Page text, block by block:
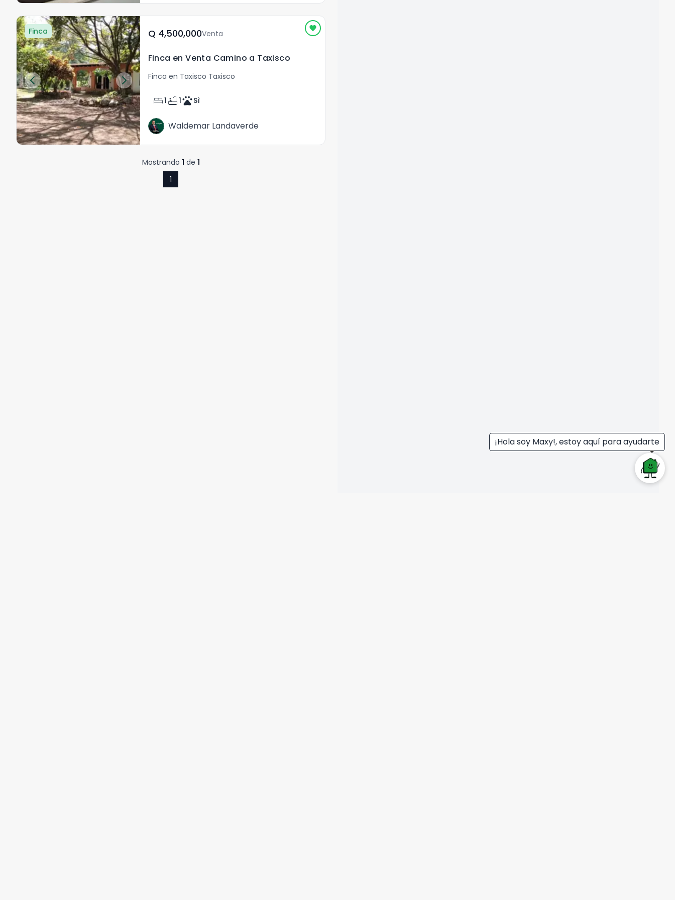
¡Hola soy Maxy!, estoy aquí para ayudarte
Finca Q	4,500,000Venta
Finca en Venta Camino a Taxisco
Finca en Taxisco Taxisco
bed1 bathtub1petsSì
Waldemar Landaverde
Mostrando 1 de 1
1